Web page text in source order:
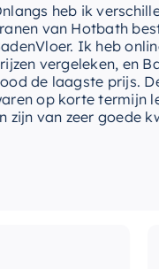
for a seamless
it deserves
heb ik verschillende
van Hotbath besteld
Ik heb online de
vergeleken, en Bad
de laagste prijs. De
op korte termijn
van zeer goede